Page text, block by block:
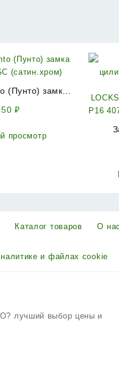
(Пунто) замка
₽
просмотр
Каталог товаров О нас
и файлах cookie
лучший выбор цены и